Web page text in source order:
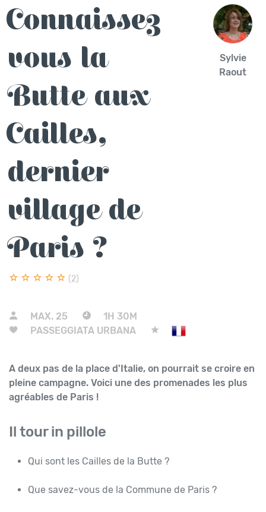
Connaissez
vous la
Butte aux
Cailles,
dernier
village de
Paris ?
(2)
Sylvie
Raout
MAX. 25
1H 30M
PASSEGGIATA URBANA
A deux pas de la place d'Italie, on pourrait se croire en
pleine campagne. Voici une des promenades les plus
agréables de Paris !
Il tour in pillole
Qui sont les Cailles de la Butte ?
Que savez-vous de la Commune de Paris ?